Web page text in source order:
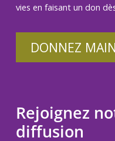
vies en faisant un don
DONNEZ
Rejoignez
diffusion